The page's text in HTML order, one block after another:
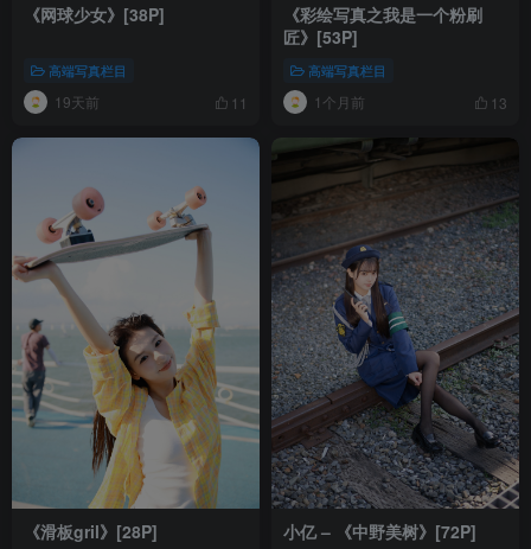
《网球少女》[38P]
高端写真栏目
19天前 11
《彩绘写真之我是一个粉刷
匠》[53P]
高端写真栏目
1个月前 13
《滑板gril》[28P] 小亿 – 《中野美树》[72P]